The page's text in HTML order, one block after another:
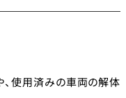
使用済みの車両の解